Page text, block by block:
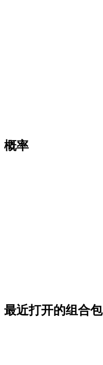
概率
最近打开的组合包